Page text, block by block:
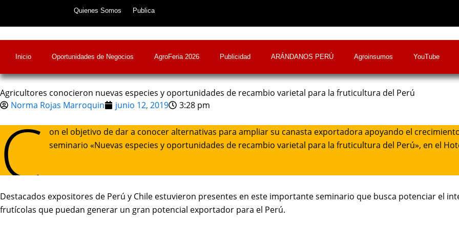
Quienes Somos Publica
Inicio Oportunidades de Negocios AgroFeria 2026 Publicidad ARÁNDANOS PERÚ Agroinsumos YouTube
Agricultores conocieron nuevas especies y oportunidades de recambio varietal para la fruticultura del Perú
Norma Rojas Marroquin
junio 12, 2019 3:28 pm
C
on el objetivo de dar a conocer alternativas para ampliar su canasta exportadora apoyando el
seminario «Nuevas especies y oportunidades de recambio varietal para la fruticultura del Perú», en el
Destacados expositores de Perú y Chile estuvieron presentes en este importante seminario que busca potenciar el
frutícolas que puedan generar un gran potencial exportador para el Perú.